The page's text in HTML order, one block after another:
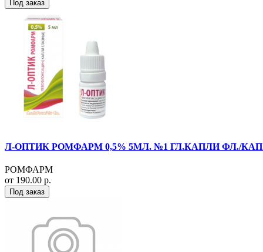
Под заказ
Л-ОПТИК РОМФАРМ 0,5% 5МЛ. №1 ГЛ.КАПЛИ ФЛ./
РОМФАРМ
от 190.00 р.
Под заказ